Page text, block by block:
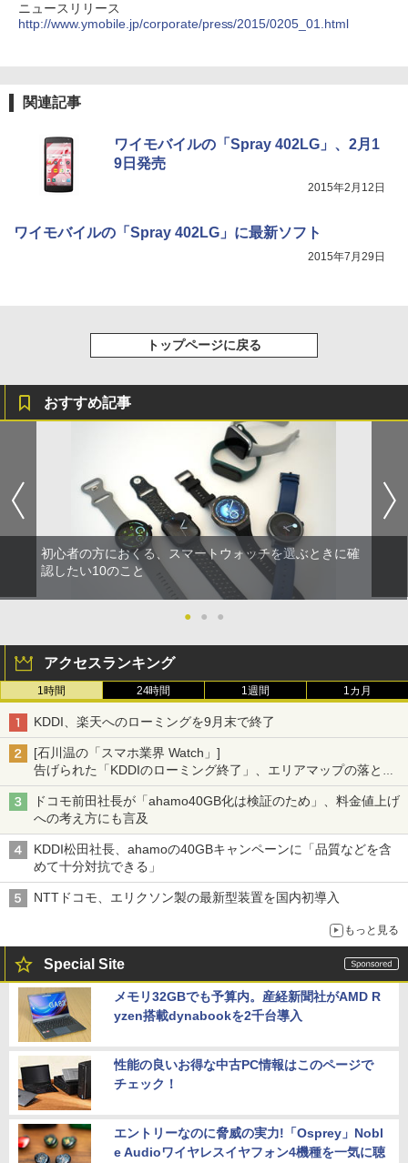
ニュースリリース
http://www.ymobile.jp/corporate/press/2015/0205_01.html
関連記事
ワイモバイルの「Spray 402LG」、2月1
9日発売
2015年2月12日
ワイモバイルの「Spray 402LG」に最新ソフト
2015年7月29日
トップページに戻る
おすすめ記事
初心者の方におくる、スマートウォッチを選ぶときに確
認したい10のこと
● ● ●
アクセスランキング
1時間 24時間 1週間 1カ月
KDDI、楽天へのローミングを9月末で終了
[石川温の「スマホ業界 Watch」]
告げられた「KDDIのローミング終了」、エリアマップの落とし
穴と楽天モバイルの課題
ドコモ前田社長が「ahamo40GB化は検証のため」、料金値上げ
への考え方にも言及
KDDI松田社長、ahamoの40GBキャンペーンに「品質などを含
めて十分対抗できる」
NTTドコモ、エリクソン製の最新型装置を国内初導入
もっと見る
Special Site
メモリ32GBでも予算内。産経新聞社がAMD R
yzen搭載dynabookを2千台導入
性能の良いお得な中古PC情報はこのページで
チェック！
エントリーなのに脅威の実力!「Osprey」Nobl
e Audioワイヤレスイヤフォン4機種を一気に聴